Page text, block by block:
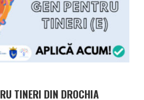
TINERI DIN DROCHIA